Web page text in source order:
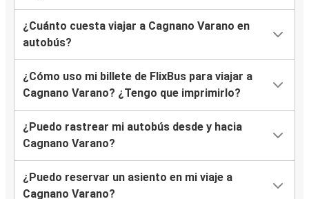
¿Cuánto cuesta viajar a Cagnano Varano en
autobús?
¿Cómo uso mi billete de FlixBus para viajar a
Cagnano Varano? ¿Tengo que imprimirlo?
¿Puedo rastrear mi autobús desde y hacia
Cagnano Varano?
¿Puedo reservar un asiento en mi viaje a
Cagnano Varano?